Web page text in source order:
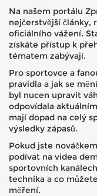
Na našem portálu
nejčerstvější články,
oficiálního vážení.
získáte přístup k
tématem zabývají.
Pro sportovce a
pravidla a jak se
byl nucen upravit
odpovídala
mají dopad na celý
výsledky zápasů.
Pokud jste
podívat na videa
sportovních
technika a co
měření.